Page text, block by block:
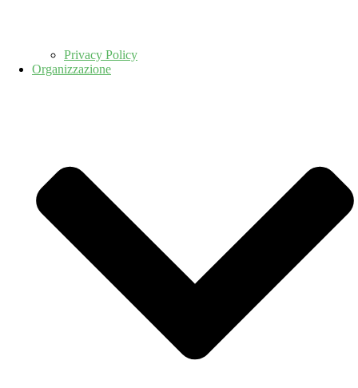
Privacy Policy
Organizzazione